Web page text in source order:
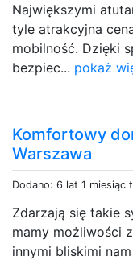
Największymi
tyle atrakcyjna
mobilność. Dzięki
bezpiec... pokaż
Komfortowy
Warszawa
Dodano: 6 lat 1 miesiąc
Zdarzają się takie
mamy możliwości
innymi bliskimi